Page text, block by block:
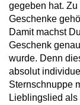
gegeben hat.
Geschenke
Damit machst
Geschenk
wurde. Denn
absolut
Sternschnuppe
Lieblingslied